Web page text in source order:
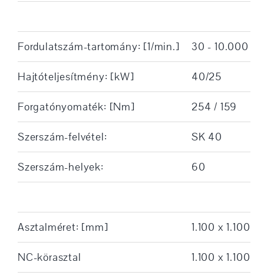
Fordulatszám-tartomány: [1/min.] 30 - 10.000
Hajtóteljesítmény: [kW] 40/25
Forgatónyomaték: [Nm] 254 / 159
Szerszám-felvétel: SK 40
Szerszám-helyek: 60
Asztalméret: [mm] 1.100 x 1.100
NC-körasztal 1.100 x 1.100